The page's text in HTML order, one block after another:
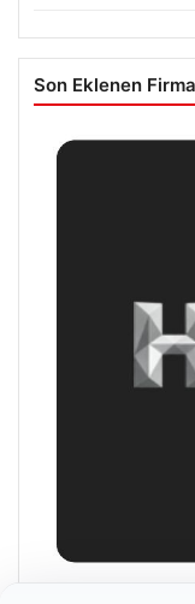
Son Eklenen